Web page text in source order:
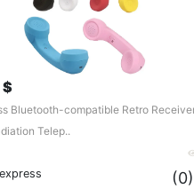
$
Bluetooth-compatible Retro
Telep..
(0)